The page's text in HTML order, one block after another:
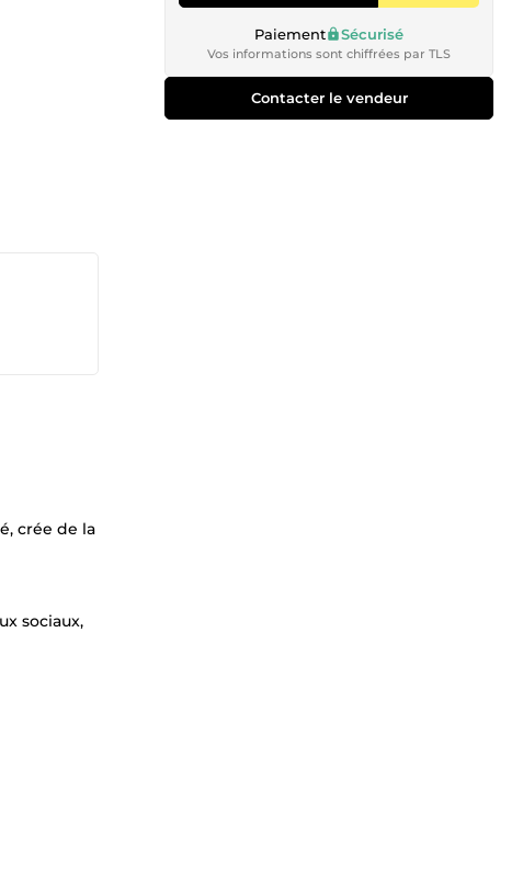
crée de la
sociaux,
Paiement Sécurisé
Vos informations sont chiffrées par TLS
Contacter le vendeur